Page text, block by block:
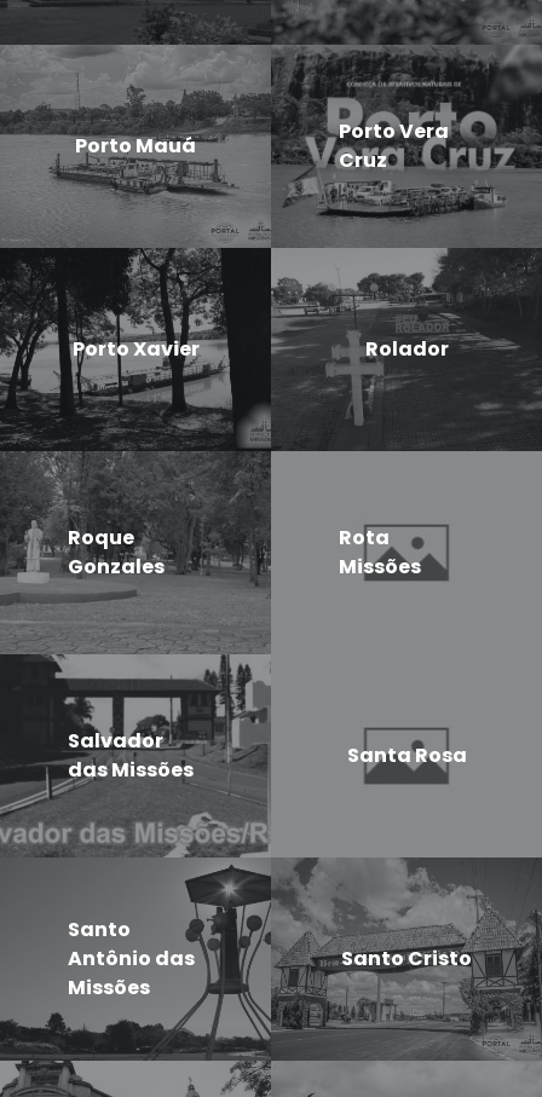
Porto Mauá
Porto Vera
Cruz
Porto Xavier Rolador
Roque
Gonzales
Rota
Missões
Salvador
das Missões
Santa Rosa
Santo
Antônio das
Missões
Santo Cristo